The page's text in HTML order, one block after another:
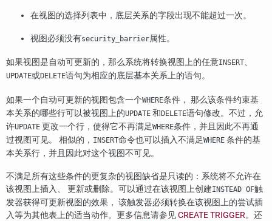
在视图的选择列表中，底层关系的字段出现不能超过一次。
视图必须没有security_barrier属性。
如果视图是自动可更新的，那么系统将转换视图上的任意INSERT、
UPDATE或DELETE语句为相应的底层基本关系上的语句。
如果一个自动可更新的视图包含一个WHERE条件， 那么该条件约束基
本关系的哪些行可以被视图上的UPDATE 和DELETE语句修改。不过，允
许UPDATE 更改一个行，使得它不再满足WHERE条件，并且因此不再通
过视图可见。 相似的， INSERT命令也可以插入不满足WHERE 条件的基
本关系行，并且因此对这个视图不可见。
不满足所有这些条件的更复杂的视图缺省是只读的：系统将不允许在
该视图上插入、 更新或删除。可以通过在该视图上创建INSTEAD OF触
发器获得可更新视图的效果， 该触发器必须转换在该视图上的尝试插
入等为其他表上的适当动作。更多信息请参见CREATE TRIGGER。还